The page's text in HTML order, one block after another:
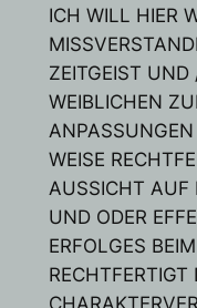
ICH WILL HIER
ZEITGEIST UND
WEIBLICHEN
ANPASSUNGEN
WEISE
AUSSICHT AUF
UND ODER
ERFOLGES
RECHTFERTIGT